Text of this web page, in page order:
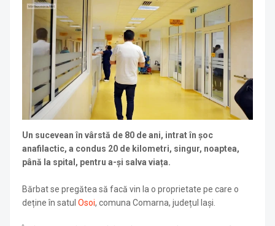
Un sucevean în vârstă de 80 de ani, intrat în șoc
anafilactic, a condus 20 de kilometri, singur, noaptea,
până la spital, pentru a-și salva viața.
Bărbat se pregătea să facă vin la o proprietate pe care o
deține în satul Osoi, comuna Comarna, județul Iași.